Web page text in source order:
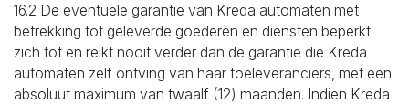
16.2 De eventuele garantie van Kreda automaten met
betrekking tot geleverde goederen en diensten beperkt
zich tot en reikt nooit verder dan de garantie die Kreda
automaten zelf ontving van haar toeleveranciers, met een
absoluut maximum van twaalf (12) maanden. Indien Kreda